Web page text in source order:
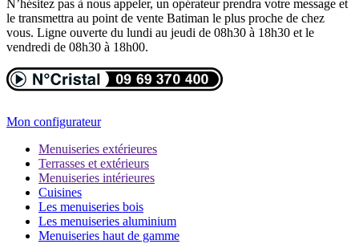
N’hésitez pas à nous appeler, un opérateur prendra votre message et
le transmettra au point de vente Batiman le plus proche de chez
vous. Ligne ouverte du lundi au jeudi de 08h30 à 18h30 et le
vendredi de 08h30 à 18h00.
Mon configurateur
Menuiseries extérieures
Terrasses et extérieurs
Menuiseries intérieures
Cuisines
Les menuiseries bois
Les menuiseries aluminium
Menuiseries haut de gamme